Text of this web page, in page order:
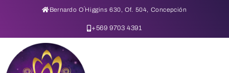
Bernardo O´Higgins 630, Of. 504, Concepción
+569 9703 4391